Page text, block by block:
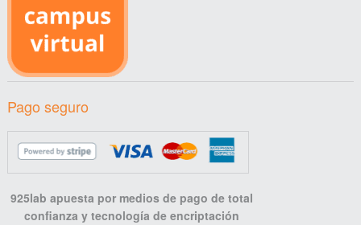
Pago seguro
925lab apuesta por medios de pago de total
confianza y tecnología de encriptación